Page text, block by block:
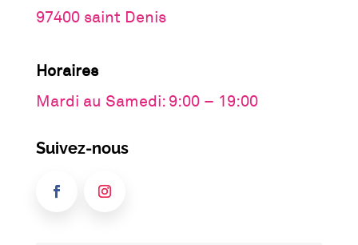
97400 saint Denis
Horaires
Mardi au Samedi: 9:00 – 19:00
Suivez-nous